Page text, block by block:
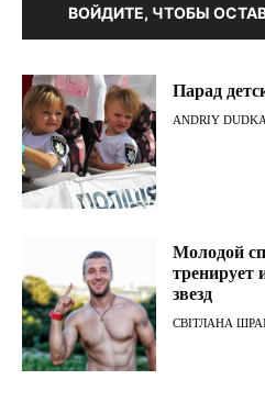
ВОЙДИТЕ, ЧТОБЫ
Парад
ANDRIY DUDKA
Молодой
тренирует
звезд
СВІТЛАНА